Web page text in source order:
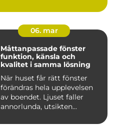
06. mar
Måttanpassade fönster
funktion, känsla och
kvalitet i samma lösning
När huset får rätt fönster
förändras hela upplevelsen
av boendet. Ljuset faller
annorlunda, utsikten...